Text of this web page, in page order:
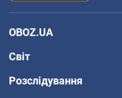
OBOZ.UA
Світ
Розслідування